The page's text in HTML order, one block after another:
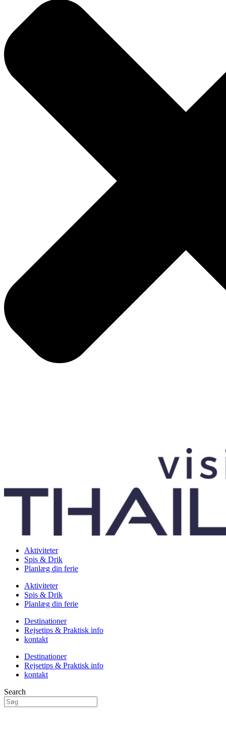
Aktiviteter
Spis & Drik
Planlæg din ferie
Aktiviteter
Spis & Drik
Planlæg din ferie
Destinationer
Rejsetips & Praktisk info
kontakt
Destinationer
Rejsetips & Praktisk info
kontakt
Search